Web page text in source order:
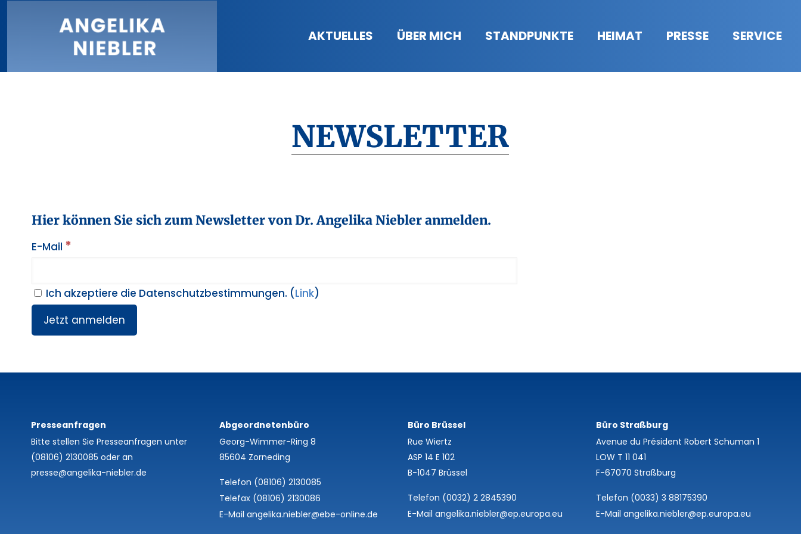
AKTUELLES ÜBER MICH STANDPUNKTE HEIMAT PRESSE SERVICE
NEWSLETTER
Hier können Sie sich zum Newsletter von Dr. Angelika Niebler anmelden.
E-Mail *
Ich akzeptiere die Datenschutzbestimmungen. (Link)
Presseanfragen
Bitte stellen Sie Presseanfragen unter
(08106) 2130085 oder an
presse@angelika-niebler.de
Abgeordnetenbüro
Georg-Wimmer-Ring 8
85604 Zorneding
Telefon (08106) 2130085
Telefax (08106) 2130086
E-Mail angelika.niebler@ebe-online.de
Büro Brüssel
Rue Wiertz
ASP 14 E 102
B-1047 Brüssel
Telefon (0032) 2 2845390
E-Mail angelika.niebler@ep.europa.eu
Büro Straßburg
Avenue du Président Robert Schuman 1
LOW T 11 041
F-67070 Straßburg
Telefon (0033) 3 88175390
E-Mail angelika.niebler@ep.europa.eu